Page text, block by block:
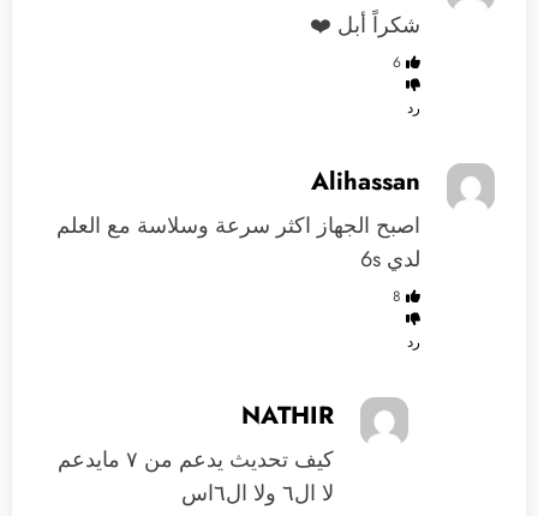
شكراً أبل ❤️
6
رد
Alihassan
اصبح الجهاز اكثر سرعة وسلاسة مع العلم
لدي 6s
8
رد
NATHIR
كيف تحديث يدعم من ٧ مايدعم
لا ال٦ ولا ال٦اس